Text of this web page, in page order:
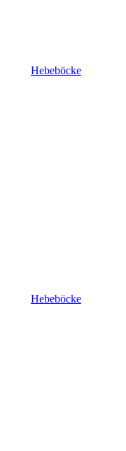
Hebeböcke
Hebeböcke